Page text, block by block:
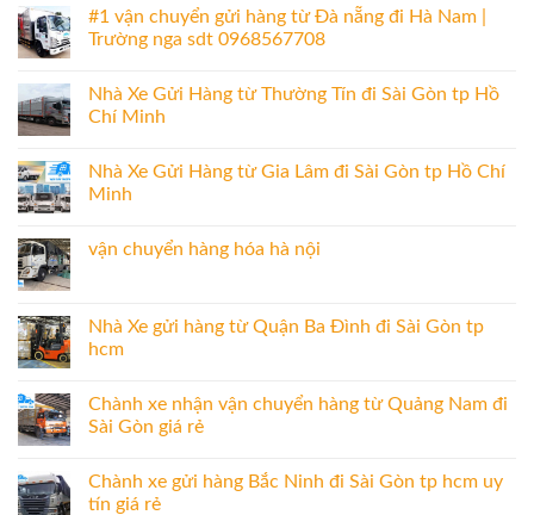
#1 vận chuyển gửi hàng từ Đà nẵng đi Hà Nam |
Trường nga sdt 0968567708
Nhà Xe Gửi Hàng từ Thường Tín đi Sài Gòn tp Hồ
Chí Minh
Nhà Xe Gửi Hàng từ Gia Lâm đi Sài Gòn tp Hồ Chí
Minh
vận chuyển hàng hóa hà nội
Nhà Xe gửi hàng từ Quận Ba Đình đi Sài Gòn tp
hcm
Chành xe nhận vận chuyển hàng từ Quảng Nam đi
Sài Gòn giá rẻ
Chành xe gửi hàng Bắc Ninh đi Sài Gòn tp hcm uy
tín giá rẻ